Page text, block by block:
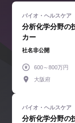
分析化学分野の
カー
社名非公開
600～800万円
大阪府
分析化学分野の